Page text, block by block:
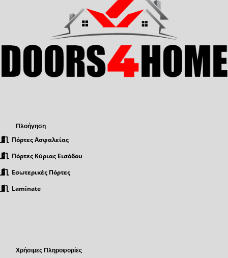
Πλοήγηση
Πόρτες Ασφαλείας
Πόρτες Κύριας Εισόδου
Εσωτερικές Πόρτες
Laminate
Χρήσιμες Πληροφορίες